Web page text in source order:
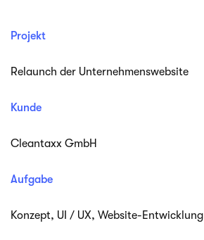
Projekt
Relaunch der Unternehmenswebsite
Kunde
Cle­ant­axx GmbH
Aufgabe
Kon­zept, UI / UX, Website-Entwicklung